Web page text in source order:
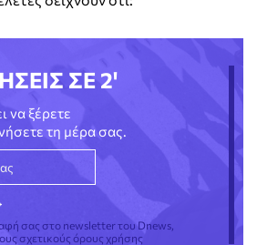
ΣΕ 2'
να ξέρετε
τη μέρα σας.
σας στο newsletter του Dnews,
σχετικούς όρους χρήσης